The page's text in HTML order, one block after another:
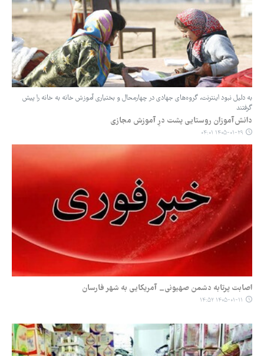
به دلیل نبود اینترنت، گروه‌های جهادی در چهارمحال و بختیاری آموزش خانه به خانه را پیش
گرفتند
دانش‌آموزان روستایی پشت درِ آموزش مجازی
۱۴۰۵-۰۱-۲۹ ۰۴:۰۱
اصابت پرتابه دشمن صهیونی_ آمریکایی به شهر فارسان
۱۴۰۵-۰۱-۱۱ ۱۴:۵۲